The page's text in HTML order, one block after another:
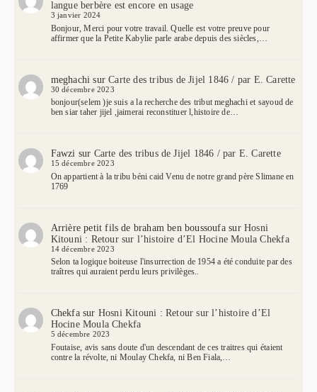
langue berbère est encore en usage
3 janvier 2024
Bonjour, Merci pour votre travail. Quelle est votre preuve pour
affirmer que la Petite Kabylie parle arabe depuis des siècles,…
meghachi surCarte des tribus de Jijel 1846 / par E. Carette
30 décembre 2023
bonjour(selem )je suis a la recherche des tribut meghachi et sayoud de
ben siar taher jijel ,jaimerai reconstituer l,histoire de…
Fawzi sur Carte des tribus de Jijel 1846 / par E. Carette
15 décembre 2023
On appartient à la tribu béni caid Venu de notre grand père Slimane en
1769
Arrière petit fils de braham ben boussoufasur Hosni
Kitouni : Retour sur l’histoire d’El Hocine Moula Chekfa
14 décembre 2023
Selon ta logique boiteuse l'insurrection de 1954 a été conduite par des
traîtres qui auraient perdu leurs privilèges..
Chekfasur Hosni Kitouni : Retour sur l’histoire d’El
Hocine Moula Chekfa
5 décembre 2023
Foutaise, avis sans doute d'un descendant de ces traitres qui étaient
contre la révolte, ni Moulay Chekfa, ni Ben Fiala,…